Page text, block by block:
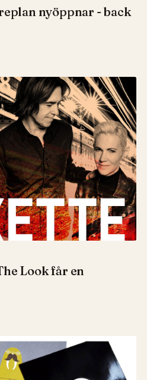
nyöppnar - back
Look får en